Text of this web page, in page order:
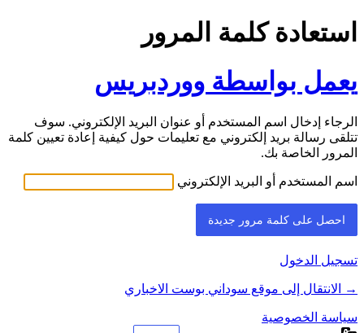
استعادة كلمة المرور
يعمل بواسطة ووردبريس
الرجاء إدخال اسم المستخدم أو عنوان البريد الإلكتروني. سوف
تتلقى رسالة بريد إلكتروني مع تعليمات حول كيفية إعادة تعيين كلمة
المرور الخاصة بك.
اسم المستخدم أو البريد الإلكتروني
تسجيل الدخول
→ الانتقال إلى موقع سوداني بوست الاخباري
سياسة الخصوصية